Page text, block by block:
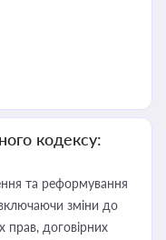
кодексу:
та реформування
зміни до
прав, договірних